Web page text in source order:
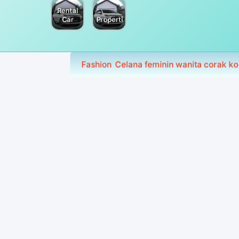
Rental
Car
Properti
Fashion Celana feminin wanita corak ko